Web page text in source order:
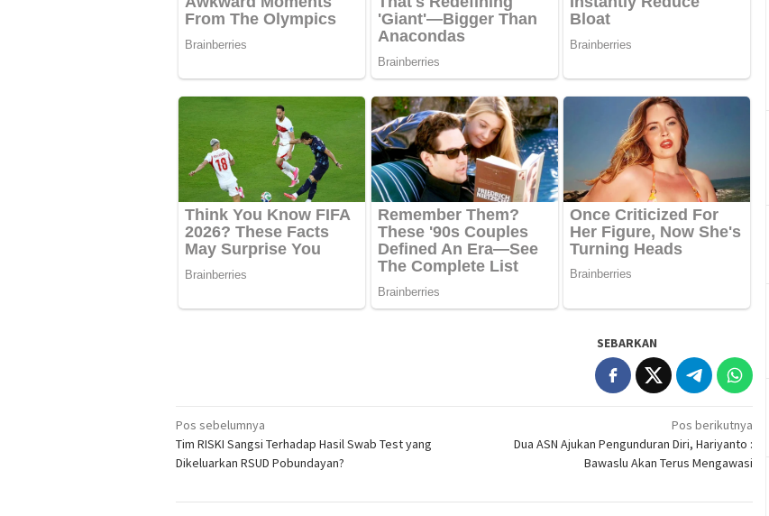
SEBARKAN
Navigasi
pos
Pos sebelumnya
Tim RISKI Sangsi Terhadap Hasil Swab Test yang
Dikeluarkan RSUD Pobundayan?
Pos berikutnya
Dua ASN Ajukan Pengunduran Diri, Hariyanto :
Bawaslu Akan Terus Mengawasi